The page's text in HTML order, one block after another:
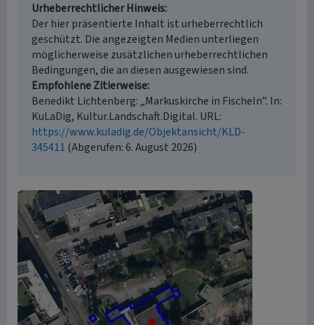
Urheberrechtlicher Hinweis
Der hier präsentierte Inhalt ist urheberrechtlich
geschützt. Die angezeigten Medien unterliegen
möglicherweise zusätzlichen urheberrechtlichen
Bedingungen, die an diesen ausgewiesen sind.
Empfohlene Zitierweise
Benedikt Lichtenberg: „Markuskirche in Fischeln”. In:
KuLaDig, Kultur.Landschaft.Digital. URL:
https://www.kuladig.de/Objektansicht/KLD-
345411 (Abgerufen: 6. August 2026)